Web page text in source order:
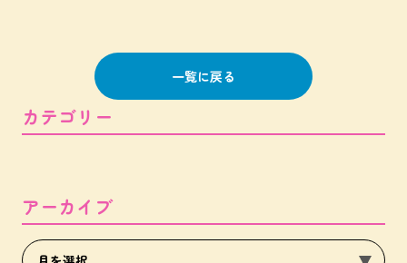
一覧に戻る
カテゴリー
アーカイブ